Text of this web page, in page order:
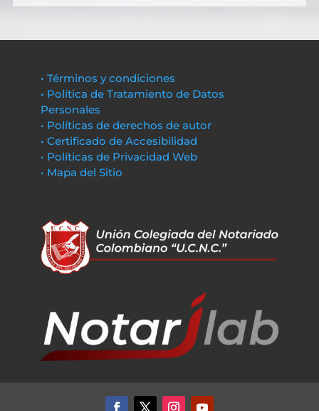
• Términos y condiciones
• Política de Tratamiento de Datos
Personales
• Políticas de derechos de autor
• Certificado de Accesibilidad
• Políticas de Privacidad Web
• Mapa del Sitio